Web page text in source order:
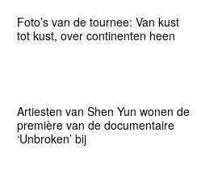
Foto’s van de tournee: Van kust
tot kust, over continenten heen
Artiesten van Shen Yun wonen de
première van de documentaire
‘Unbroken’ bij